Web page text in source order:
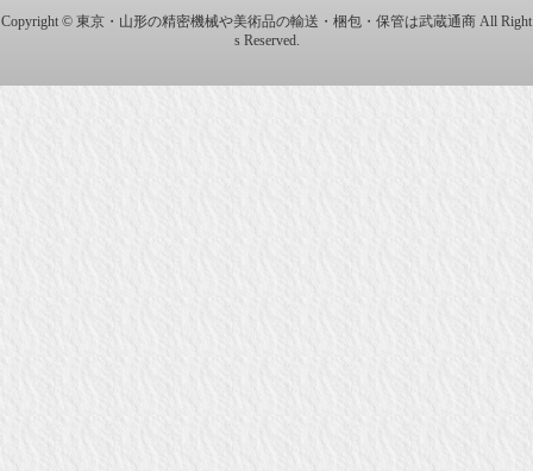
Copyright © 東京・山形の精密機械や美術品の輸送・梱包・保管は武蔵通商 All Right
s Reserved.